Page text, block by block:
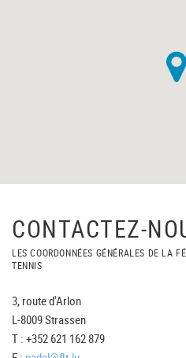
CONTACTEZ-
LES COORDONNÉES GÉNÉRALES DE LA
TENNIS
3, route d'Arlon
L-8009 Strassen
T : +352 621 162 879